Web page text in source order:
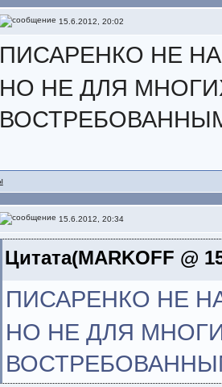
15.6.2012, 20:02
ПИСАРЕНКО НЕ
НО НЕ ДЛЯ
15.6.2012, 20:34
Цитата(MARKOFF @
ПИСАРЕНКО НЕ
НО НЕ ДЛЯ